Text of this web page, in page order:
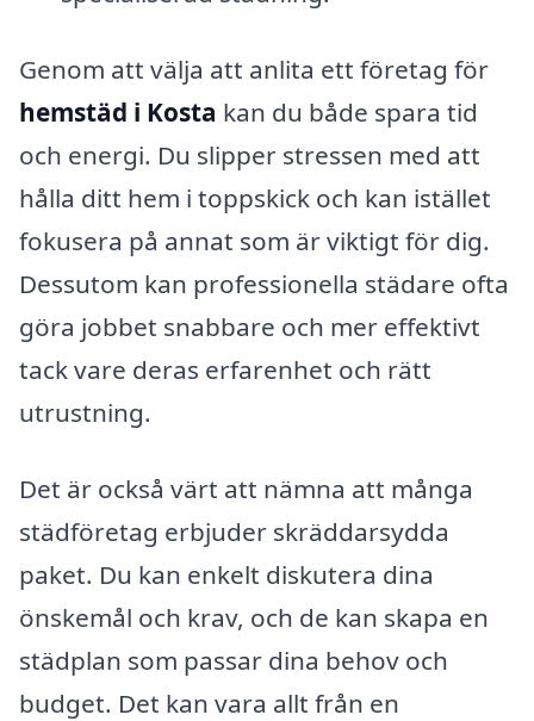
Genom att välja att anlita ett företag för
hemstäd i Kosta kan du både spara tid
och energi. Du slipper stressen med att
hålla ditt hem i toppskick och kan istället
fokusera på annat som är viktigt för dig.
Dessutom kan professionella städare ofta
göra jobbet snabbare och mer effektivt
tack vare deras erfarenhet och rätt
utrustning.
Det är också värt att nämna att många
städföretag erbjuder skräddarsydda
paket. Du kan enkelt diskutera dina
önskemål och krav, och de kan skapa en
städplan som passar dina behov och
budget. Det kan vara allt från en